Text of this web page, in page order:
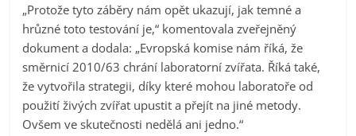
„Protože tyto záběry nám opět ukazují, jak temné a
hrůzné toto testování je,“ komentovala zveřejněný
dokument a dodala: „Evropská komise nám říká, že
směrnicí 2010/63 chrání laboratorní zvířata. Říká také,
že vytvořila strategii, díky které mohou laboratoře od
použití živých zvířat upustit a přejít na jiné metody.
Ovšem ve skutečnosti nedělá ani jedno.“